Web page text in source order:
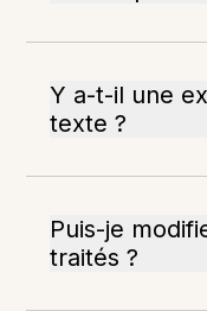
Y a-t-il une
texte ?
Puis-je
traités ?